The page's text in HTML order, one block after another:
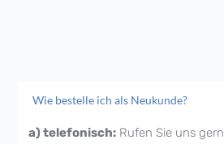
Wie bestelle ich als Neukunde?
a) telefonisch: Rufen Sie uns gern